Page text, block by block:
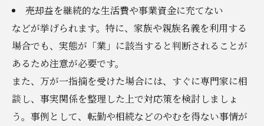
売却益を継続的な生活費や事業資金に充てない
などが挙げられます。特に、家族や親族名義を利用する
場合でも、実態が「業」に該当すると判断されることが
あるため注意が必要です。
また、万が一指摘を受けた場合には、すぐに専門家に相
談し、事実関係を整理した上で対応策を検討しましょ
う。事例として、転勤や相続などのやむを得ない事情が